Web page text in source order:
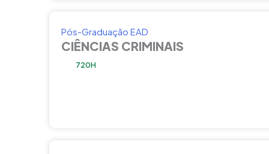
Pós-Graduação EAD
CIÊNCIAS CRIMINAIS
720H